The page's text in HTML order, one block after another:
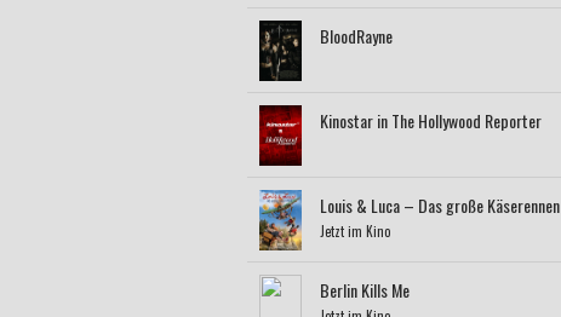
BloodRayne
Kinostar in The Hollywood Reporter
Louis & Luca – Das große Käserennen
Jetzt im Kino
Berlin Kills Me